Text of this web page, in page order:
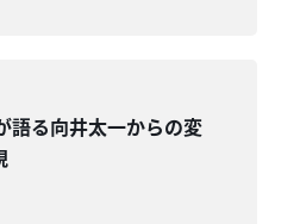
る向井太一からの変